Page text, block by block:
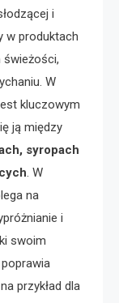
i
w produktach
W
kluczowym
ją między
syropach
. W
na
i
swoim
przykład dla